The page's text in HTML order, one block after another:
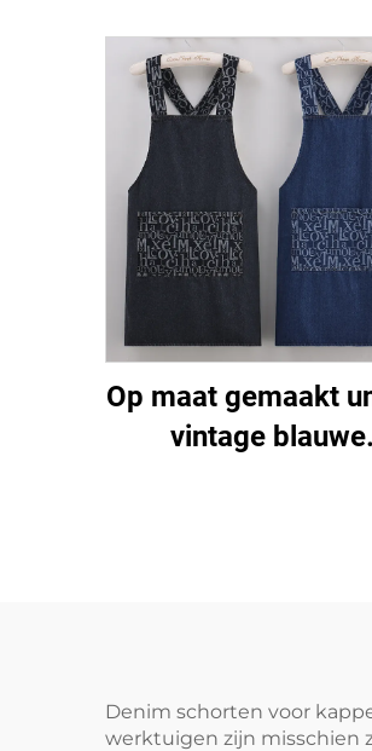
Op maat gemaakt
vintage blauwe
Denim schorten voor
werktuigen zijn misschien